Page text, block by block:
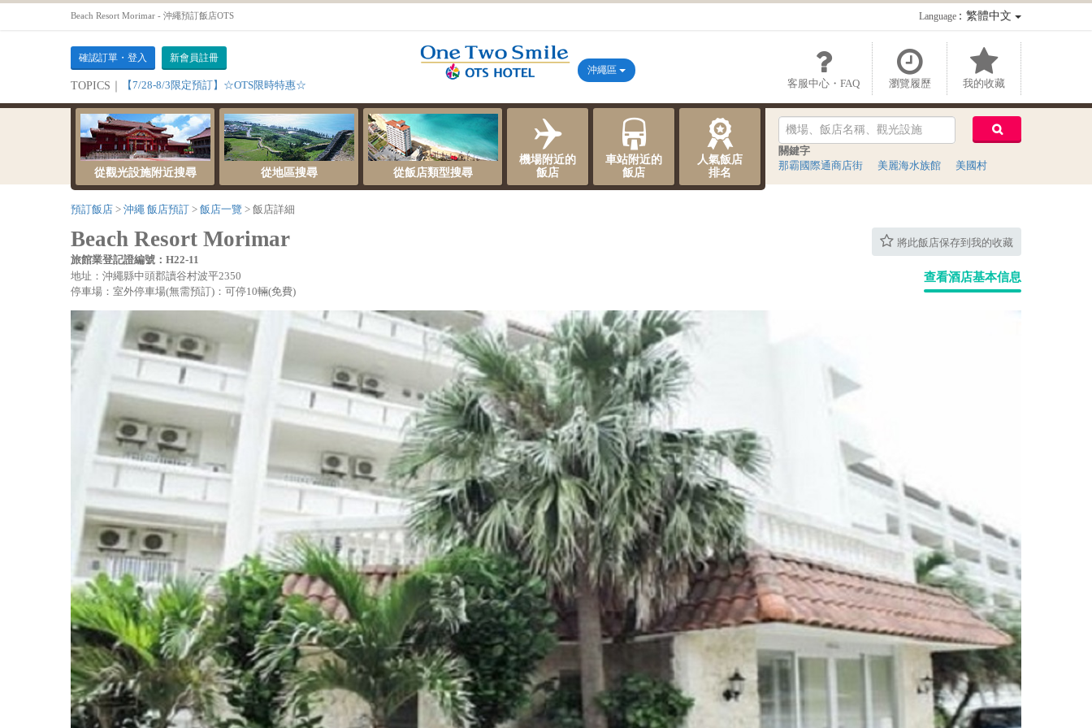
Beach Resort Morimar - 沖繩預訂飯店OTS Language：繁體中文
確認訂單・登入 新會員註冊
TOPICS｜ 【7/28-8/3限定預訂】☆OTS限時特惠☆ 客服中心・FAQ 瀏覽履歷 我的收藏
沖繩區
從觀光設施附近搜尋 從地區搜尋 從飯店類型搜尋
機場附近的
飯店
車站附近的
飯店
人氣飯店
排名
關鍵字
那霸國際通商店街
美麗海水族館 美國村
預訂飯店 沖繩 飯店預訂 飯店一覽 飯店詳細
將此飯店保存到我的收藏
Beach Resort Morimar
旅館業登記證編號：H22-11
地址：沖繩縣中頭郡讀谷村波平2350
停車場：室外停車場(無需預訂)：可停10輛(免費)
查看酒店基本信息